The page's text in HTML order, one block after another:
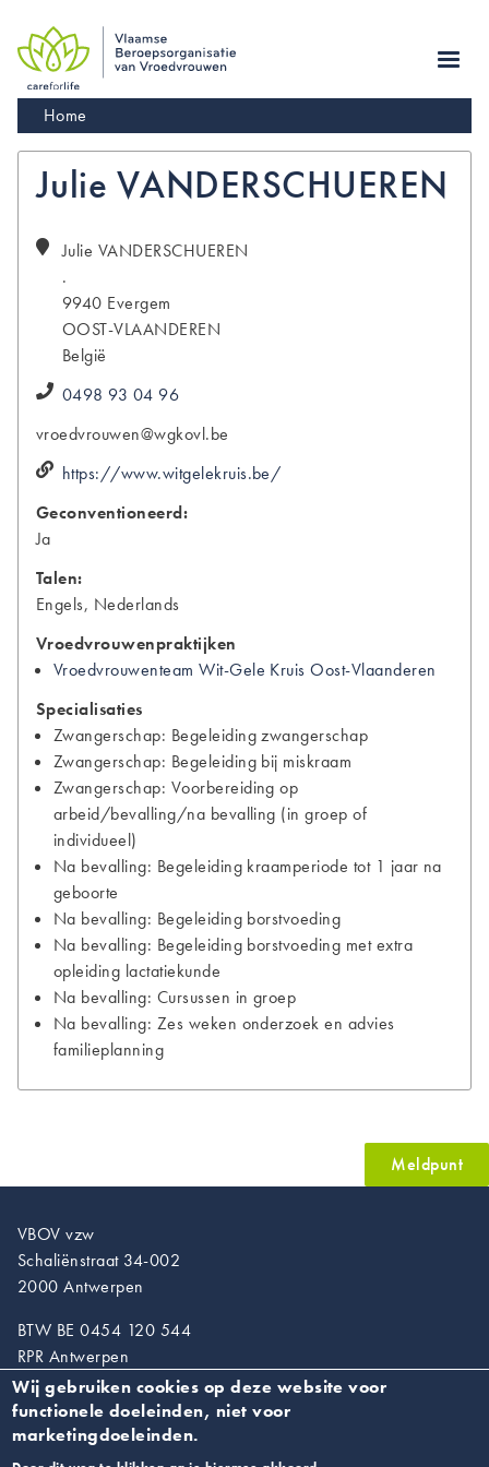
main
navigation
Kruimelpad
Home
Julie VANDERSCHUEREN
Julie VANDERSCHUEREN
.
9940 Evergem
OOST-VLAANDEREN
België
0498 93 04 96
vroedvrouwen@wgkovl.be
https://www.witgelekruis.be/
Geconventioneerd:
Ja
Talen:
Engels, Nederlands
Vroedvrouwenpraktijken
Vroedvrouwenteam Wit-Gele Kruis Oost-Vlaanderen
Specialisaties
Zwangerschap: Begeleiding zwangerschap
Zwangerschap: Begeleiding bij miskraam
Zwangerschap: Voorbereiding op
arbeid/bevalling/na bevalling (in groep of
individueel)
Na bevalling: Begeleiding kraamperiode tot 1 jaar na
geboorte
Na bevalling: Begeleiding borstvoeding
Na bevalling: Begeleiding borstvoeding met extra
opleiding lactatiekunde
Na bevalling: Cursussen in groep
Na bevalling: Zes weken onderzoek en advies
familieplanning
Meldpunt
VBOV vzw
Schaliënstraat 34-002
2000 Antwerpen
BTW BE 0454 120 544
RPR Antwerpen
T. 03/218.89.67
info@vroedvrouwen.be
Wij gebruiken cookies op deze website voor
functionele doeleinden, niet voor
marketingdoeleinden.